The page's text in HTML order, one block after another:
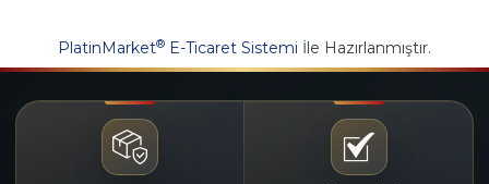
PlatinMarket® E-Ticaret Sistemi İle Hazırlanmıştır.